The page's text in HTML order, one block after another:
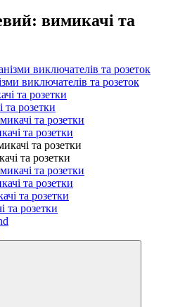
вимикачі та
виключателів та розеток
та розетки
та розетки
та розетки
та розетки
та розетки